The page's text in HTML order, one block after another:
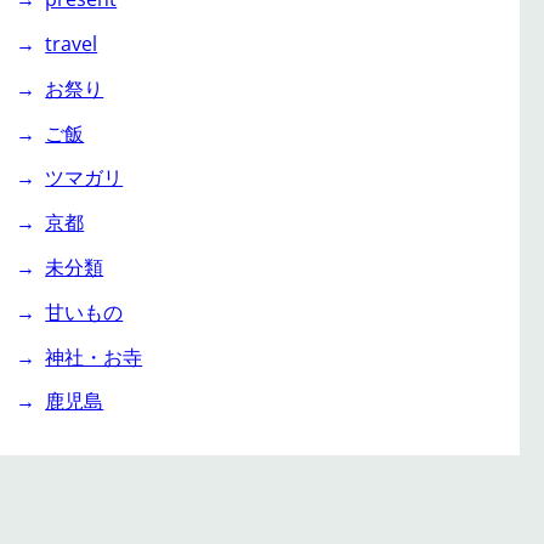
travel
お祭り
ご飯
ツマガリ
京都
未分類
甘いもの
神社・お寺
鹿児島